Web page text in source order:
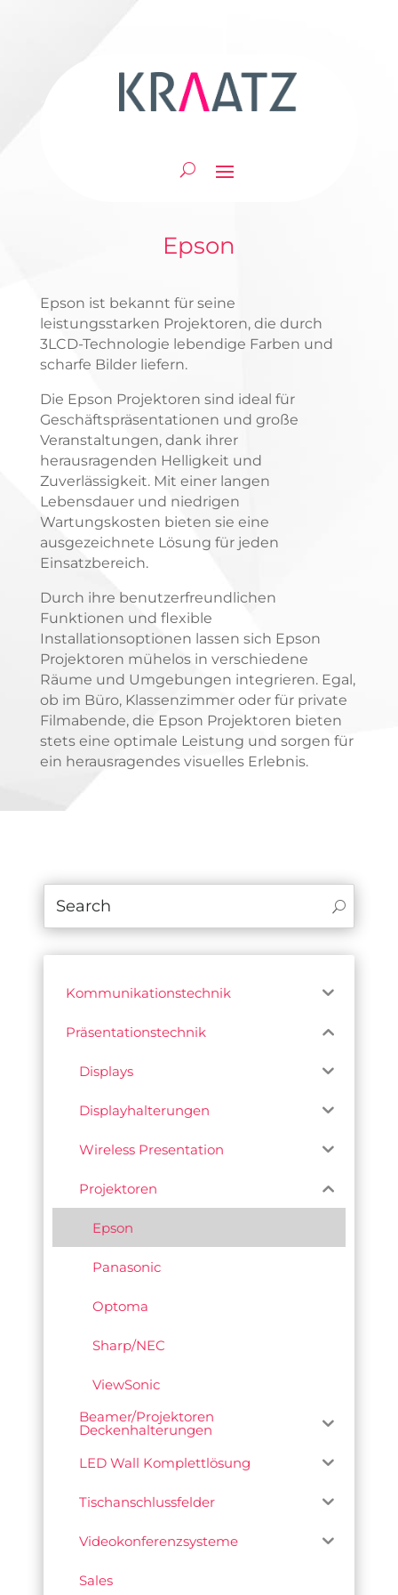
Epson
Epson ist bekannt für seine
leistungsstarken Projektoren, die durch
3LCD-Technologie lebendige Farben und
scharfe Bilder liefern.
Die Epson Projektoren sind ideal für
Geschäftspräsentationen und große
Veranstaltungen, dank ihrer
herausragenden Helligkeit und
Zuverlässigkeit. Mit einer langen
Lebensdauer und niedrigen
Wartungskosten bieten sie eine
ausgezeichnete Lösung für jeden
Einsatzbereich.
Durch ihre benutzerfreundlichen
Funktionen und flexible
Installationsoptionen lassen sich Epson
Projektoren mühelos in verschiedene
Räume und Umgebungen integrieren. Egal,
ob im Büro, Klassenzimmer oder für private
Filmabende, die Epson Projektoren bieten
stets eine optimale Leistung und sorgen für
ein herausragendes visuelles Erlebnis.
Kommunikationstechnik
Präsentationstechnik
Displays
Displayhalterungen
Wireless Presentation
Projektoren
Epson
Panasonic
Optoma
Sharp/NEC
ViewSonic
Beamer/Projektoren
Deckenhalterungen
LED Wall Komplettlösung
Tischanschlussfelder
Videokonferenzsysteme
Sales